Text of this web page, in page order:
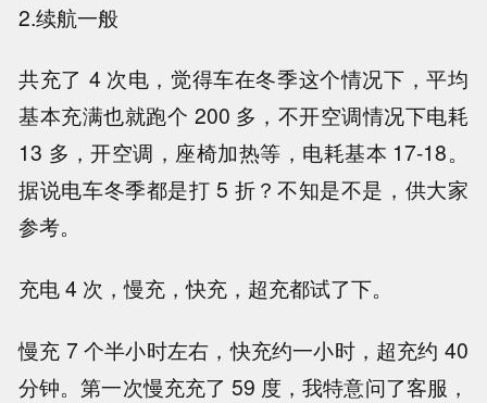
2.续航一般
共充了 4 次电，觉得车在冬季这个情况下，平均
基本充满也就跑个 200 多，不开空调情况下电耗
13 多，开空调，座椅加热等，电耗基本 17-18。
据说电车冬季都是打 5 折？不知是不是，供大家
参考。
充电 4 次，慢充，快充，超充都试了下。
慢充 7 个半小时左右，快充约一小时，超充约 40
分钟。第一次慢充充了 59 度，我特意问了客服，